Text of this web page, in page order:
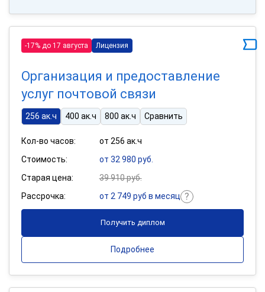
-17% до 17 августа Лицензия
Организация и предоставление
услуг почтовой связи
256 ак.ч 400 ак.ч 800 ак.ч Сравнить
Кол-во часов:
от 256 ак.ч
Стоимость:
от 32 980 руб.
Старая цена:
39 910 руб.
Рассрочка:
от 2 749 руб в месяц
Получить диплом
Подробнее